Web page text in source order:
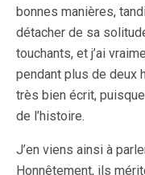
bonnes manières,
détacher de sa
touchants, et j’ai
pendant plus de deux
très bien écrit,
de l’histoire.
J’en viens ainsi à
Honnêtement, ils